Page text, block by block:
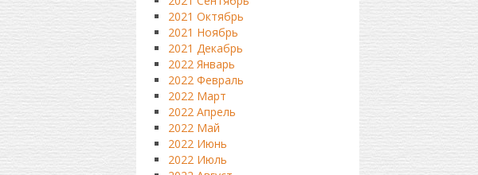
2021 Октябрь
2021 Ноябрь
2021 Декабрь
2022 Январь
2022 Февраль
2022 Март
2022 Апрель
2022 Май
2022 Июнь
2022 Июль